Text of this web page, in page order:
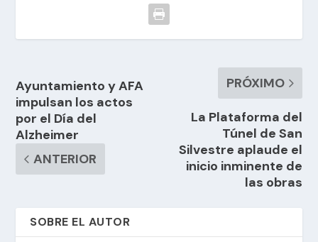
Ayuntamiento y AFA
impulsan los actos
por el Día del
Alzheimer
ANTERIOR
PRÓXIMO
La Plataforma del
Túnel de San
Silvestre aplaude el
inicio inminente de
las obras
SOBRE EL AUTOR